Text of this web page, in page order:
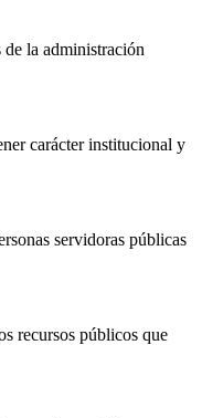
de la administración
carácter institucional y
servidoras públicas
recursos públicos que